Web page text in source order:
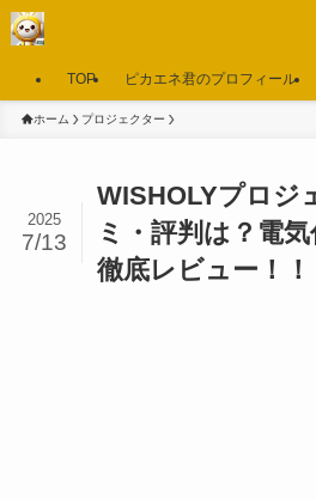
TOP ピカエネ君のプロフィール
ホーム プロジェクター
WISHOLYプロジ
ミ・評判は？電
徹底レビュー！！
2025
7/13